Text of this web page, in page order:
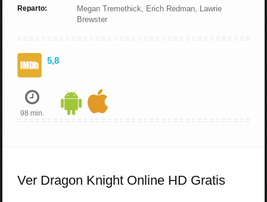
Reparto:
Megan Tremethick, Erich Redman, Lawrie
Brewster
5,8
98 min.
Ver Dragon Knight Online HD Gratis